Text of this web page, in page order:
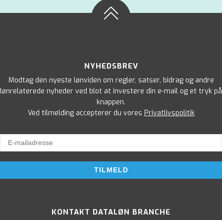
NYHEDSBREV
Modtag den nyeste lønviden om regler, satser, bidrag og andre
lønrelaterede nyheder ved blot at investere din e-mail og et tryk på
knappen.
Ved tilmelding accepterer du vores Privatlivspolitik
KONTAKT DATALØN BRANCHE